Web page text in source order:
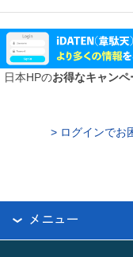
日本HPのお得なキャンペ
> ログインでお
メニュー